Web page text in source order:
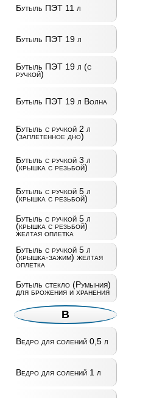
Бутыль ПЭТ 11 л
Бутыль ПЭТ 19 л
Бутыль ПЭТ 19 л (с
ручкой)
Бутыль ПЭТ 19 л Волна
Бутыль с ручкой 2 л
(заплетенное дно)
Бутыль с ручкой 3 л
(крышка с резьбой)
Бутыль с ручкой 5 л
(крышка с резьбой)
Бутыль с ручкой 5 л
(крышка с резьбой)
желтая оплетка
Бутыль с ручкой 5 л
(крышка-зажим) желтая
оплетка
Бутыль стекло (Румыния)
для брожения и хранения
В
Ведро для солений 0,5 л
Ведро для солений 1 л